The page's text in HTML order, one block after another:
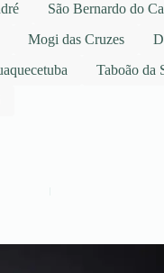
São Bernardo do
Mogi das Cruzes
Taboão da